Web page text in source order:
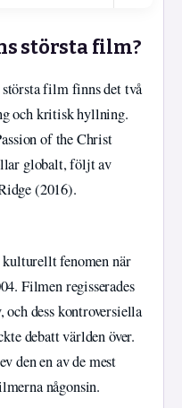
största film?
film finns det två
och kritisk hyllning.
of the Christ
globalt, följt av
(2016).
fenomen när
Filmen regisserades
och dess kontroversiella
debatt världen över.
den en av de mest
någonsin.